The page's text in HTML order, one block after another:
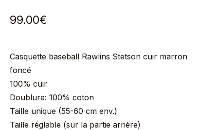
99.00€
Casquette baseball Rawlins Stetson cuir marron
foncé
100% cuir
Doublure: 100% coton
Taille unique (55-60 cm env.)
Taille réglable (sur la partie arrière)